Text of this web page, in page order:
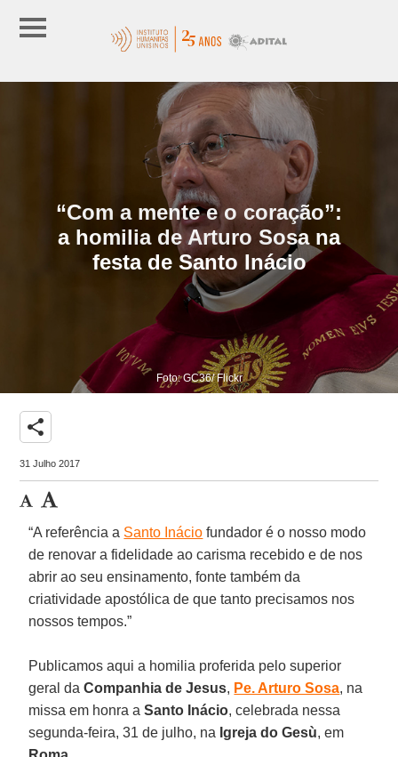
“Com a mente e o coração”:
a homilia de Arturo Sosa na
festa de Santo Inácio
Foto: GC36/ Flickr
share
31 Julho 2017
“A referência a Santo Inácio fundador é o nosso modo
de renovar a fidelidade ao carisma recebido e de nos
abrir ao seu ensinamento, fonte também da
criatividade apostólica de que tanto precisamos nos
nossos tempos.”
Publicamos aqui a homilia proferida pelo superior
geral daCompanhia de Jesus, Pe. Arturo Sosa, na
missa em honra aSanto Inácio, celebrada nessa
segunda-feira, 31 de julho, na Igreja do Gesù, em